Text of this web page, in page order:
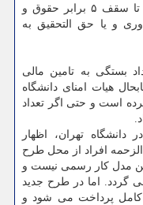
طرح پژوهشی و یا اعتبار ویژه پژوهشی تا سقف ۵ برابر حقوق و
و یا حق التحقیق به
بستگی به تامین مالی
هیات امنای دانشگاه
را صادر كرده است و حتی اگر تعداد
تهران، اظهار
افراد از محل طرح
مدل كار رسمی نیست و
گردد. اما در طرح جدید
كامل پرداخت می شود و